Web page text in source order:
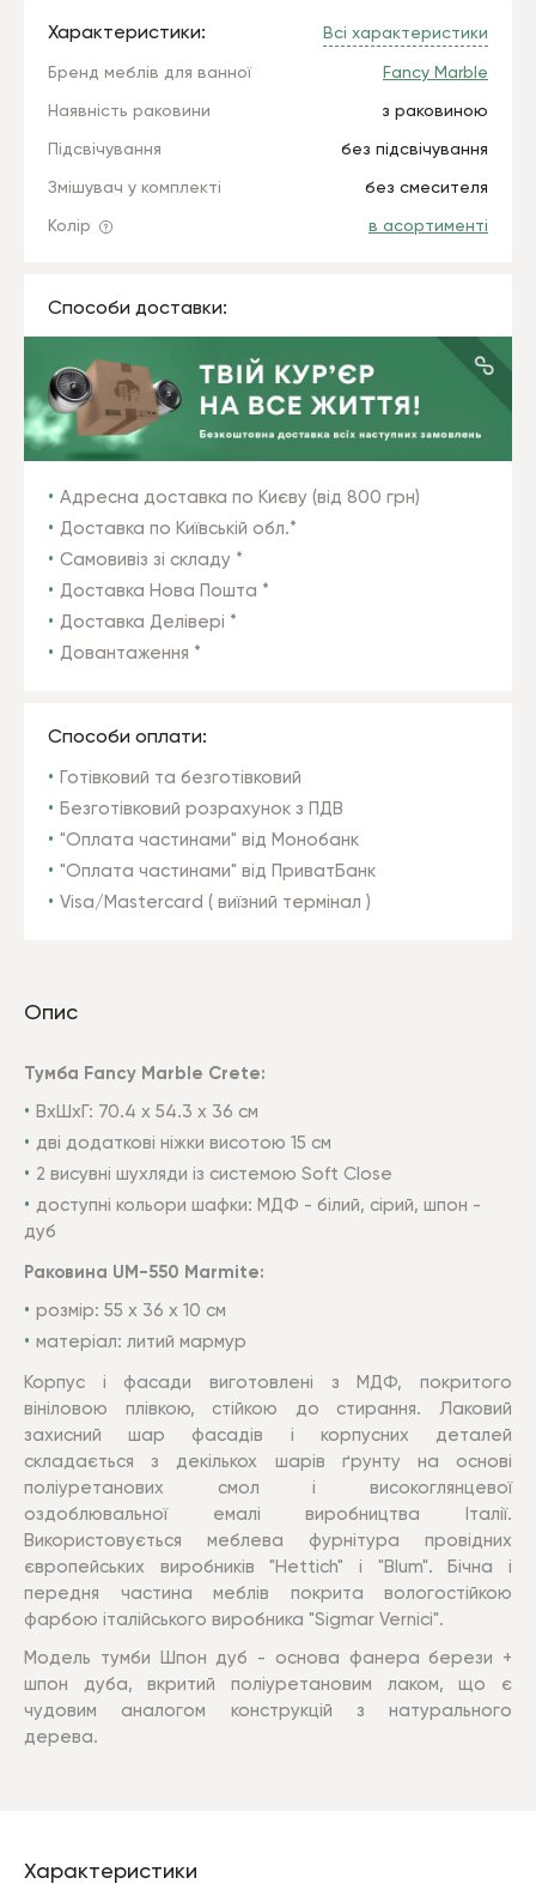
Характеристики: Всі характеристики
Бренд меблів для ванної Fancy Marble
Наявність раковини з раковиною
Підсвічування без підсвічування
Змішувач у комплекті без смесителя
Колір в асортименті
Способи доставки:
Адресна доставка по Києву (від 800 грн)
Доставка по Київській обл.*
Самовивіз зі складу *
Доставка Нова Пошта *
Доставка Делівері *
Довантаження *
Способи оплати:
Готівковий та безготівковий
Безготівковий розрахунок з ПДВ
"Оплата частинами" від Монобанк
"Оплата частинами" від ПриватБанк
Visa/Mastercard ( виїзний термінал )
Опис
Тумба Fancy Marble Crete:
ВхШхГ: 70.4 х 54.3 х 36 см
дві додаткові ніжки висотою 15 см
2 висувні шухляди із системою Soft Close
доступні кольори шафки: МДФ - білий, сірий, шпон -
дуб
Раковина UM-550 Marmite:
розмір: 55 x 36 х 10 см
матеріал: литий мармур
Корпус і фасади виготовлені з МДФ, покритого
вініловою плівкою, стійкою до стирання. Лаковий
захисний шар фасадів і корпусних деталей
складається з декількох шарів ґрунту на основі
поліуретанових смол і високоглянцевої
оздоблювальної емалі виробництва Італії.
Використовується меблева фурнітура провідних
європейських виробників "Hettich" і "Blum". Бічна і
передня частина меблів покрита вологостійкою
фарбою італійського виробника "Sigmar Vernici".
Модель тумби Шпон дуб - основа фанера берези +
шпон дуба, вкритий поліуретановим лаком, що є
чудовим аналогом конструкцій з натурального
дерева.
Характеристики